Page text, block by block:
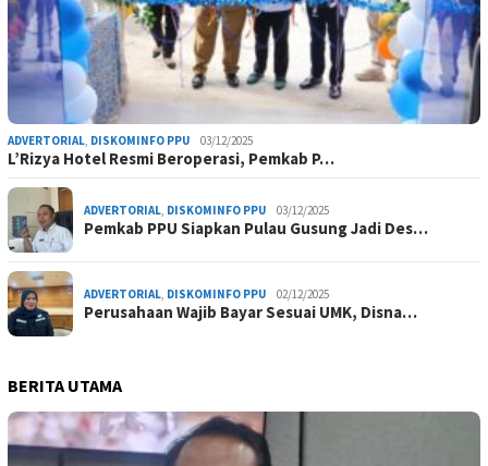
ADVERTORIAL, DISKOMINFO PPU 03/12/2025
L’Rizya Hotel Resmi Beroperasi, Pemkab P…
ADVERTORIAL, DISKOMINFO PPU 03/12/2025
Pemkab PPU Siapkan Pulau Gusung Jadi Des…
ADVERTORIAL, DISKOMINFO PPU 02/12/2025
Perusahaan Wajib Bayar Sesuai UMK, Disna…
BERITA UTAMA